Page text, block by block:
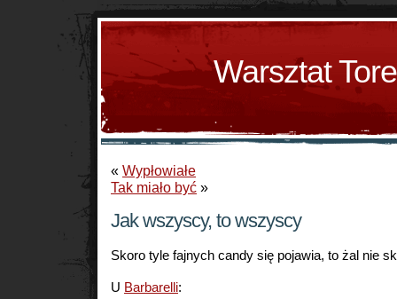
Warsztat
« Wypłowiałe
Tak miało być »
Jak wszyscy, to wszyscy
Skoro tyle fajnych candy się pojawia, to żal nie
U Barbarelli: